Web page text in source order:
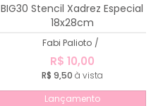
BIG30 Stencil Xadrez Especial
18x28cm
Fabi Palioto /
R$ 10,00
R$ 9,50 à vista
Lançamento